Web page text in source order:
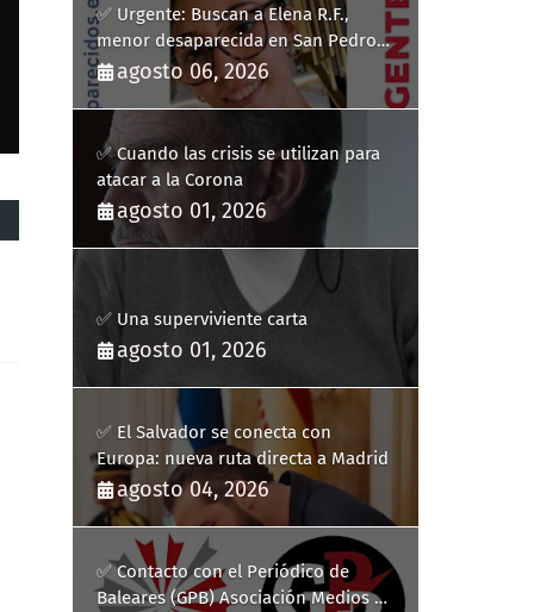
✅ Urgente: Buscan a Elena R.F.,
menor desaparecida en San Pedro
del Pinatar
agosto 06, 2026
✅ Cuando las crisis se utilizan para
atacar a la Corona
agosto 01, 2026
✅ Una superviviente carta
agosto 01, 2026
✅ El Salvador se conecta con
Europa: nueva ruta directa a Madrid
agosto 04, 2026
✅ Contacto con el Periódico de
Baleares (GPB) Asociación Medios de